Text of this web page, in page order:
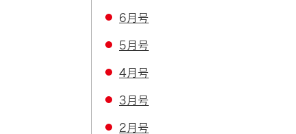
6月号
5月号
4月号
3月号
2月号